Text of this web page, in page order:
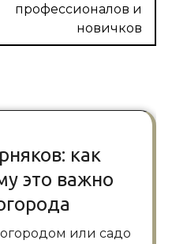
профессионалов и
новичков
как
это важно